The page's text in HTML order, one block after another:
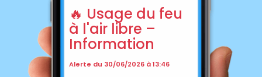
🔥 Usage du feu
à l'air libre –
Information
Alerte du 30/06/2026 à 13:46